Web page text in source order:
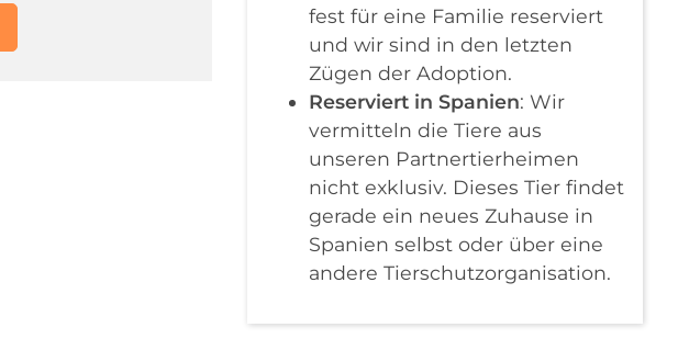
fest für eine Familie reserviert
und wir sind in den letzten
Zügen der Adoption.
Reserviert in Spanien: Wir
vermitteln die Tiere aus
unseren Partnertierheimen
nicht exklusiv. Dieses Tier findet
gerade ein neues Zuhause in
Spanien selbst oder über eine
andere Tierschutzorganisation.